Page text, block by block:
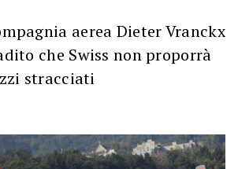
aerea Dieter Vranckx
che Swiss non proporrà
stracciati